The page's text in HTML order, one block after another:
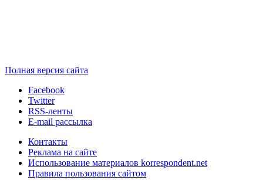
Полная версия сайта
Facebook
Twitter
RSS-ленты
E-mail рассылка
Контакты
Реклама на сайте
Использование материалов korrespondent.net
Правила пользования сайтом